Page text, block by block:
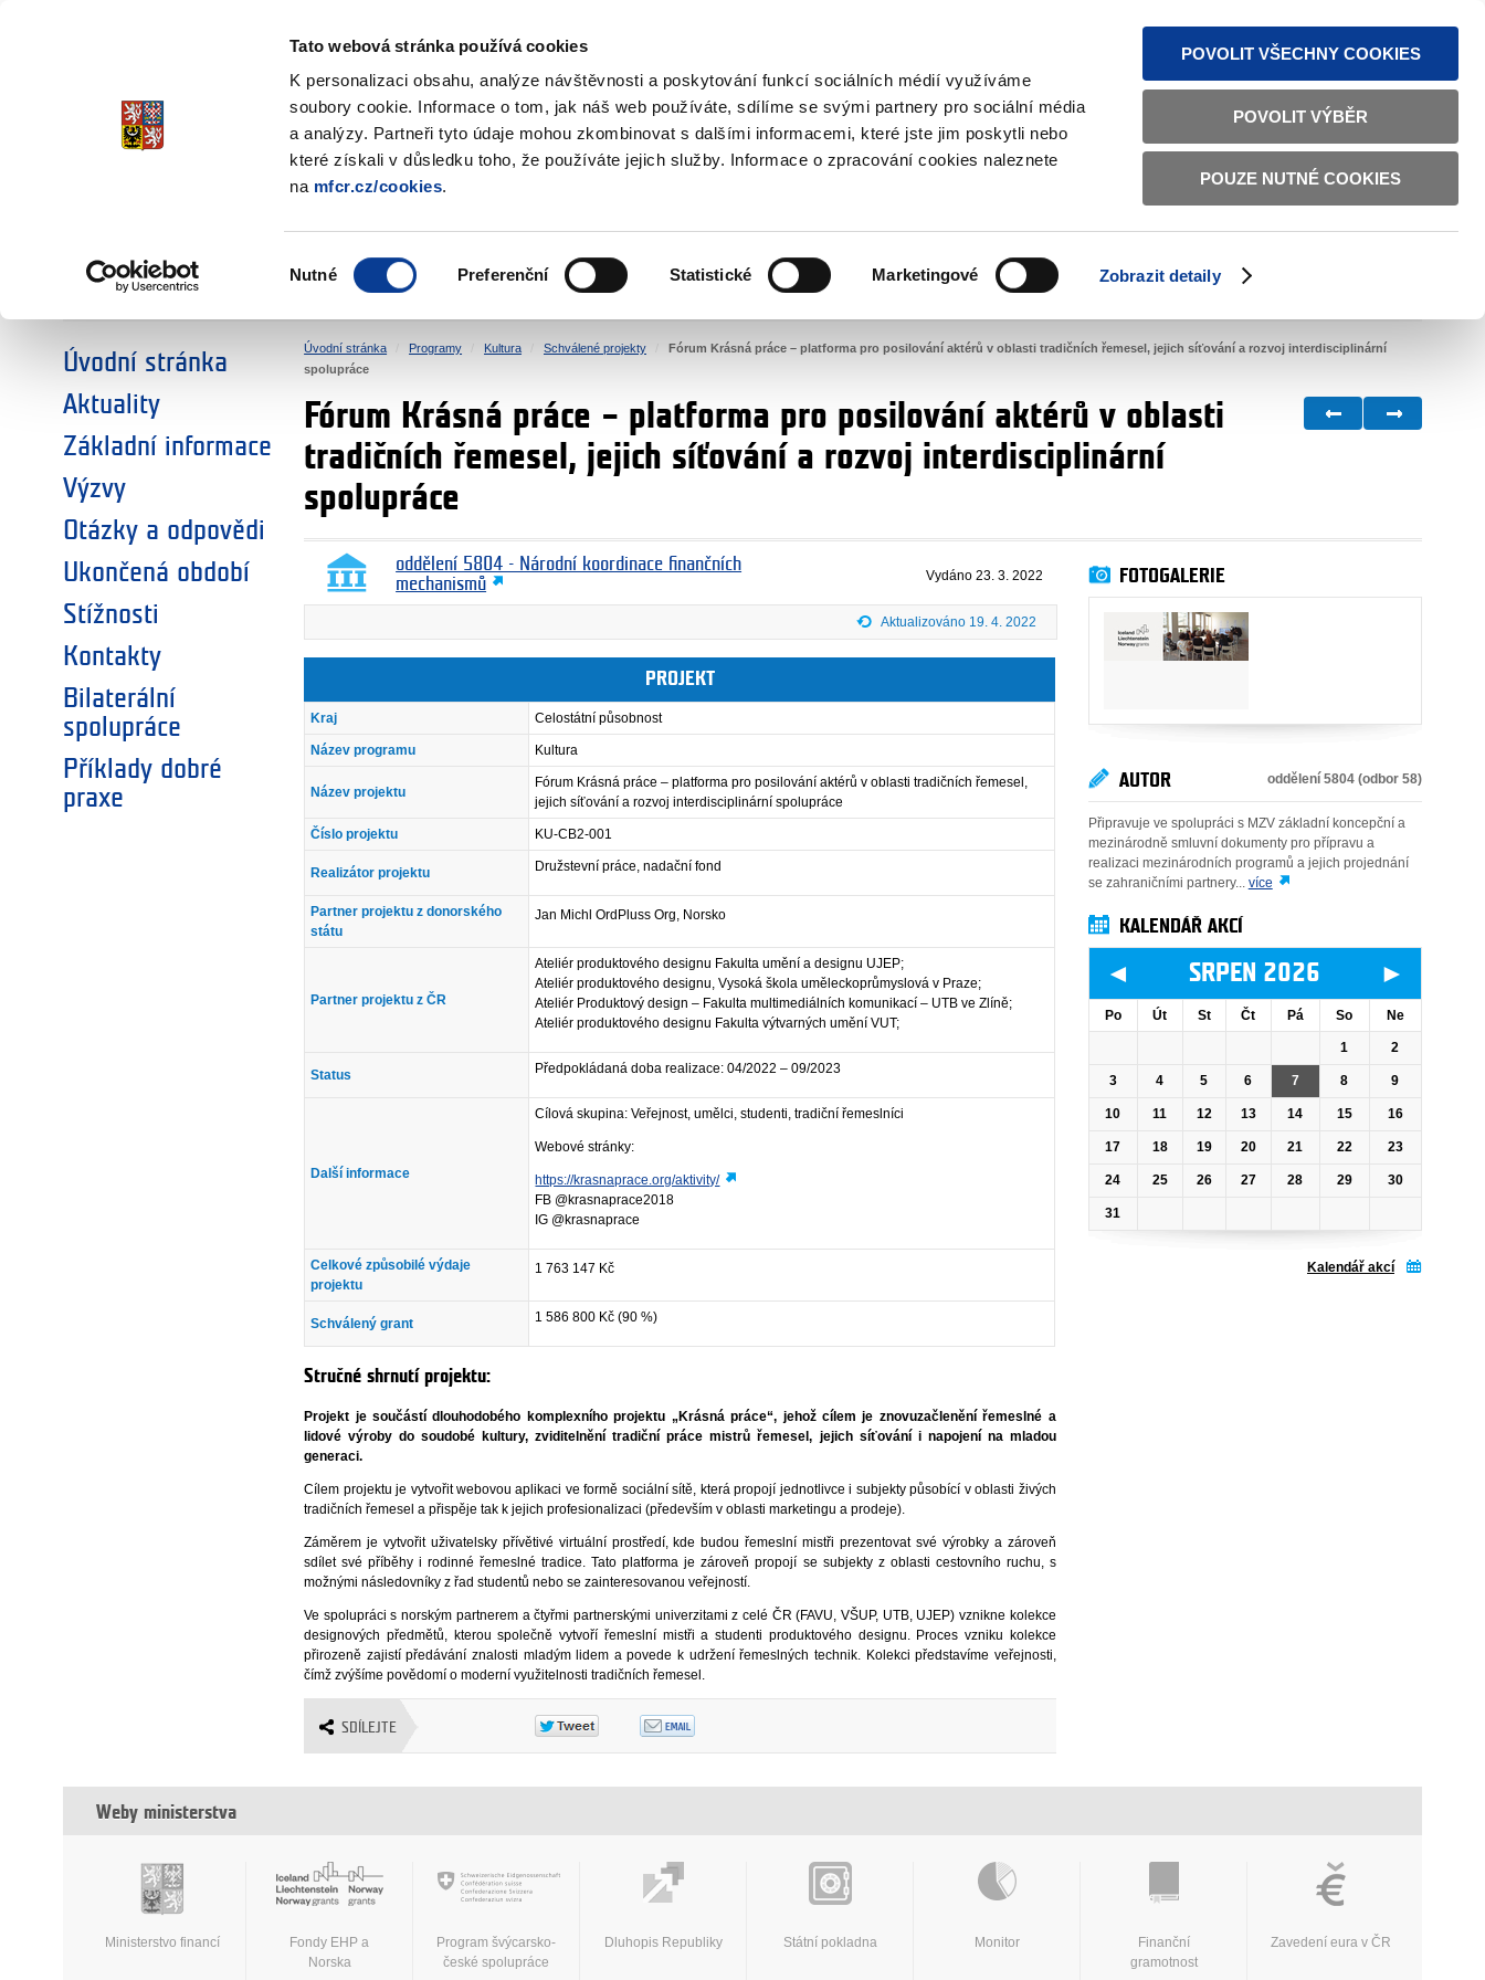
Tato webová stránka používá cookies
K personalizaci obsahu, analýze návštěvnosti a poskytování funkcí sociálních médií využíváme
soubory cookie. Informace o tom, jak náš web používáte, sdílíme se svými partnery pro sociální média
a analýzy. Partneři tyto údaje mohou zkombinovat s dalšími informacemi, které jste jim poskytli nebo
které získali v důsledku toho, že používáte jejich služby. Informace o zpracování cookies naleznete
na mfcr.cz/cookies.
souhlasu
Nutné Preferenční Statistické Marketingové Zobrazit detaily
POVOLIT VŠECHNY COOKIES
POVOLIT VÝBĚR
POUZE NUTNÉ COOKIES
TEXTOVÁ VERZE ČESKY ENGLISH
Fondy EHP a Norska
ZVOLTE SI OBLAST:
SOCIÁLNÍ DIALOG ŽIVOTNÍ PROSTŘEDÍ LIDSKÁ PRÁVA SPRAVEDLNOST VNITŘNÍ VĚCI BILATERÁLNÍ SPOLUPRÁCE
Úvodní stránka
Aktuality
Základní informace
Výzvy
Otázky a odpovědi
Ukončená období
Stížnosti
Kontakty
Bilaterální
spolupráce
Příklady dobré
praxe
Úvodní stránka Programy Kultura Schválené projekty
Fórum Krásná práce – platforma pro posilování aktérů v oblasti tradičních řemesel, jejich síťování a rozvoj interdisciplinární
spolupráce
Fórum Krásná práce – platforma pro posilování aktérů v oblasti
tradičních řemesel, jejich síťování a rozvoj interdisciplinární
spolupráce
oddělení 5804 - Národní koordinace finančních
mechanismů
Vydáno 23. 3. 2022
Aktualizováno 19. 4. 2022
PROJEKT
Kraj Celostátní působnost
Název programu Kultura
Název projektu
Fórum Krásná práce – platforma pro posilování aktérů v oblasti tradičních řemesel,
jejich síťování a rozvoj interdisciplinární spolupráce
Číslo projektu KU-CB2-001
Realizátor projektu Družstevní práce, nadační fond
Partner projektu z donorského
státu
Jan Michl OrdPluss Org, Norsko
Partner projektu z ČR
Ateliér produktového designu Fakulta umění a designu UJEP;
Ateliér produktového designu, Vysoká škola uměleckoprůmyslová v Praze;
Ateliér Produktový design – Fakulta multimediálních komunikací – UTB ve Zlíně;
Ateliér produktového designu Fakulta výtvarných umění VUT;
Status Předpokládaná doba realizace: 04/2022 – 09/2023
Další informace
Cílová skupina: Veřejnost, umělci, studenti, tradiční řemeslníci
Webové stránky:
https://krasnaprace.org/aktivity/
FB @krasnaprace2018
IG @krasnaprace
Celkové způsobilé výdaje
projektu
1 763 147 Kč
Schválený grant 1 586 800 Kč (90 %)
Stručné shrnutí projektu:
Projekt je součástí dlouhodobého komplexního projektu „Krásná práce“, jehož cílem je znovuzačlenění řemeslné a
lidové výroby do soudobé kultury, zviditelnění tradiční práce mistrů řemesel, jejich síťování i napojení na mladou
generaci.
Cílem projektu je vytvořit webovou aplikaci ve formě sociální sítě, která propojí jednotlivce i subjekty působící v oblasti živých
tradičních řemesel a přispěje tak k jejich profesionalizaci (především v oblasti marketingu a prodeje).
Záměrem je vytvořit uživatelsky přívětivé virtuální prostředí, kde budou řemeslní mistři prezentovat své výrobky a zároveň
sdílet své příběhy i rodinné řemeslné tradice. Tato platforma je zároveň propojí se subjekty z oblasti cestovního ruchu, s
možnými následovníky z řad studentů nebo se zainteresovanou veřejností.
Ve spolupráci s norským partnerem a čtyřmi partnerskými univerzitami z celé ČR (FAVU, VŠUP, UTB, UJEP) vznikne kolekce
designových předmětů, kterou společně vytvoří řemeslní mistři a studenti produktového designu. Proces vzniku kolekce
přirozeně zajistí předávání znalosti mladým lidem a povede k udržení řemeslných technik. Kolekci představíme veřejnosti,
čímž zvýšíme povědomí o moderní využitelnosti tradičních řemesel.
SDÍLEJTE
FOTOGALERIE
AUTOR oddělení 5804 (odbor 58)
Připravuje ve spolupráci s MZV základní koncepční a
mezinárodně smluvní dokumenty pro přípravu a
realizaci mezinárodních programů a jejich projednání
se zahraničními partnery... více
KALENDÁŘ AKCÍ
◄ SRPEN 2026 ►
Po Út St Čt Pá So Ne
1 2
3 4 5 6 7 8 9
10 11 12 13 14 15 16
17 18 19 20 21 22 23
24 25 26 27 28 29 30
31
Kalendář akcí
Weby ministerstva
Ministerstvo financí
Fondy EHP a
Norska
Program švýcarsko-
české spolupráce
Dluhopis Republiky Státní pokladna Monitor
Finanční
gramotnost
Zavedení eura v ČR